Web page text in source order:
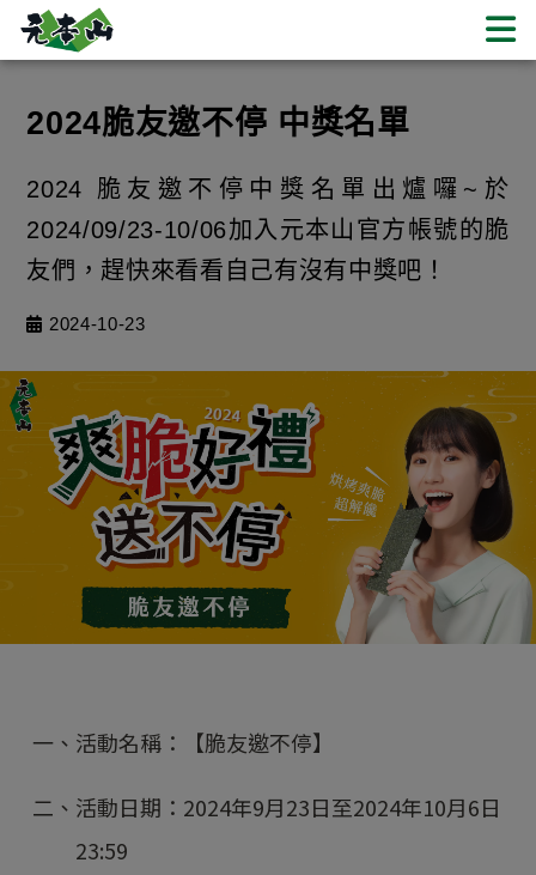
2024脆友邀不停 中獎名單 | 元本山
2024脆友邀不停 中獎名單
2024 脆友邀不停中獎名單出爐囉~於
2024/09/23-10/06加入元本山官方帳號的脆
友們，趕快來看看自己有沒有中獎吧！
2024-10-23
一、活動名稱：【脆友邀不停】
二、活動日期：2024年9月23日至2024年10月6日
23:59